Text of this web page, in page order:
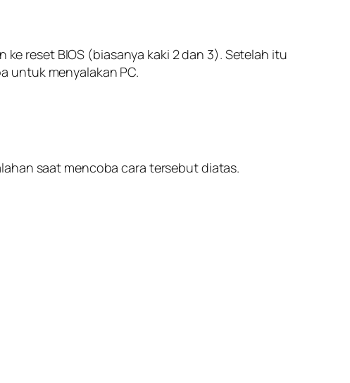
reset BIOS (biasanya kaki 2 dan 3). Setelah itu
untuk menyalakan PC.
saat mencoba cara tersebut diatas.